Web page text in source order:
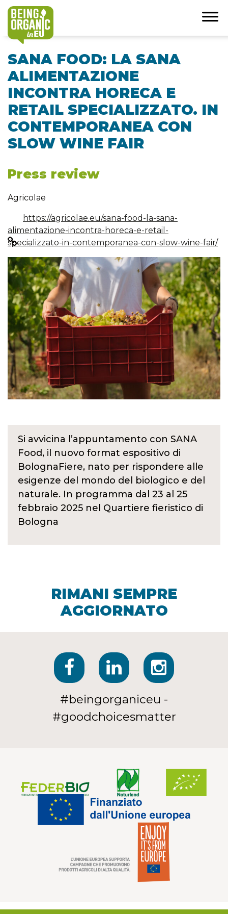
SANA FOOD: LA SANA
ALIMENTAZIONE
INCONTRA HORECA E
RETAIL SPECIALIZZATO. IN
CONTEMPORANEA CON
SLOW WINE FAIR
Press review
Agricolae
https://agricolae.eu/sana-food-la-sana-
alimentazione-incontra-horeca-e-retail-
specializzato-in-contemporanea-con-slow-wine-fair/
Si avvicina l’appuntamento con SANA
Food, il nuovo format espositivo di
BolognaFiere, nato per rispondere alle
esigenze del mondo del biologico e del
naturale. In programma dal 23 al 25
febbraio 2025 nel Quartiere fieristico di
Bologna
RIMANI SEMPRE
AGGIORNATO
#beingorganiceu -
#goodchoicesmatter